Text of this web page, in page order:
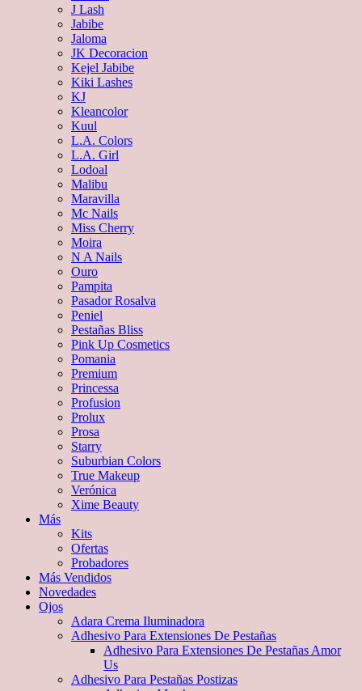
J Lash
Jabibe
Jaloma
JK Decoracion
Kejel Jabibe
Kiki Lashes
KJ
Kleancolor
Kuul
L.A. Colors
L.A. Girl
Lodoal
Malibu
Maravilla
Mc Nails
Miss Cherry
Moira
N A Nails
Ouro
Pampita
Pasador Rosalva
Peniel
Pestañas Bliss
Pink Up Cosmetics
Pomania
Premium
Princessa
Profusion
Prolux
Prosa
Starry
Suburbian Colors
True Makeup
Verónica
Xime Beauty
Más
Kits
Ofertas
Probadores
Más Vendidos
Novedades
Ojos
Adara Crema Iluminadora
Adhesivo Para Extensiones De Pestañas
Adhesivo Para Extensiones De Pestañas Amor
Us
Adhesivo Para Pestañas Postizas